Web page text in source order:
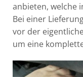
anbieten, welche
Bei einer
vor der
um eine